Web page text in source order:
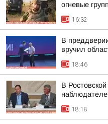
огневые
16:32
В
вручил
18:46
В
18:18